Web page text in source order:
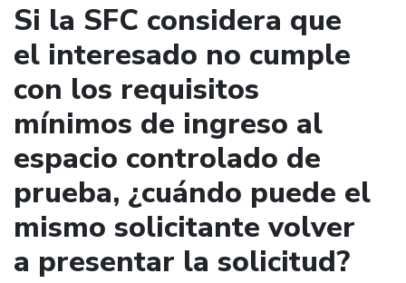
Si la SFC considera que
el interesado no cumple
con los requisitos
mínimos de ingreso al
espacio controlado de
prueba, ¿cuándo puede el
mismo solicitante volver
a presentar la solicitud?